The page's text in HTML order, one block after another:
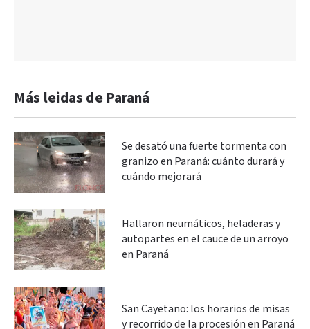
Más leidas de Paraná
Se desató una fuerte tormenta con
granizo en Paraná: cuánto durará y
cuándo mejorará
Hallaron neumáticos, heladeras y
autopartes en el cauce de un arroyo
en Paraná
San Cayetano: los horarios de misas
y recorrido de la procesión en Paraná